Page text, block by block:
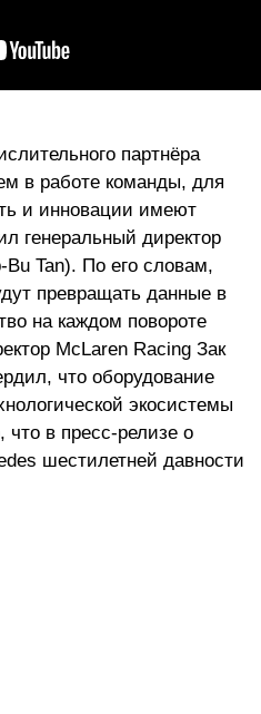
партнёра
в работе команды, для
и инновации имеют
генеральный директор
Tan). По его словам,
превращать данные в
на каждом повороте
McLaren Racing Зак
что оборудование
экосистемы
в пресс-релизе о
шестилетней давности